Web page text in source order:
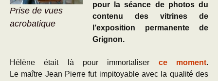
Prise de vues
acrobatique
pour la séance de photos du
contenu des vitrines de
l’exposition permanente de
Grignon.
Hélène était là pour immortaliser ce moment.
Le maître Jean Pierre fut impitoyable avec la qualité des